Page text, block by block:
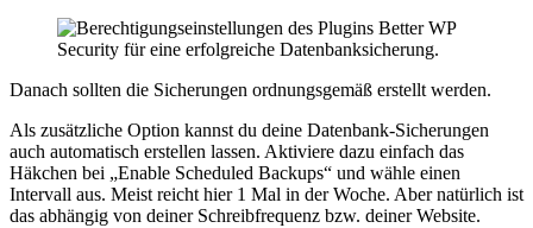
Danach sollten die Sicherungen ordnungsgemäß erstellt werden.
Als zusätzliche Option kannst du deine Datenbank-Sicherungen
auch automatisch erstellen lassen. Aktiviere dazu einfach das
Häkchen bei „Enable Scheduled Backups“ und wähle einen
Intervall aus. Meist reicht hier 1 Mal in der Woche. Aber natürlich ist
das abhängig von deiner Schreibfrequenz bzw. deiner Website.